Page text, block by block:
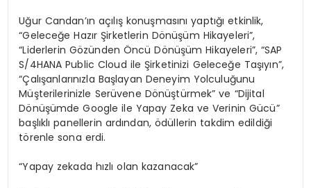
Uğur Candan’ın açılış konuşmasını yaptığı etkinlik,
“Geleceğe Hazır Şirketlerin Dönüşüm Hikayeleri”,
“Liderlerin Gözünden Öncü Dönüşüm Hikayeleri”, “SAP
S/4HANA Public Cloud ile Şirketinizi Geleceğe Taşıyın”,
“Çalışanlarınızla Başlayan Deneyim Yolculuğunu
Müşterilerinizle Serüvene Dönüştürmek” ve “Dijital
Dönüşümde Google ile Yapay Zeka ve Verinin Gücü”
başlıklı panellerin ardından, ödüllerin takdim edildiği
törenle sona erdi.
“Yapay zekada hızlı olan kazanacak”